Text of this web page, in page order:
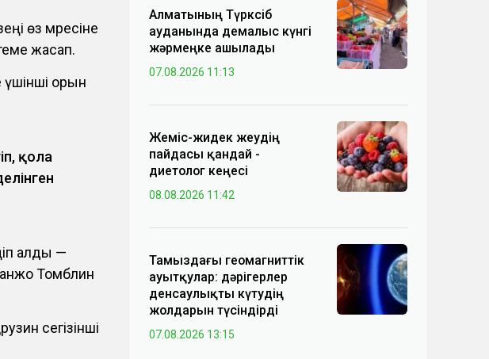
өз мәресіне
жасап.
орын
қола
алды —
Томблин
сегізінші
Алматының Түрксіб
ауданында демалыс күнгі
жәрмеңке ашылады
07.08.2026 11:13
Жеміс-жидек жеудің
пайдасы қандай -
диетолог кеңесі
08.08.2026 11:42
Тамыздағы геомагниттік
ауытқулар: дәрігерлер
денсаулықты күтудің
жолдарын түсіндірді
07.08.2026 13:15